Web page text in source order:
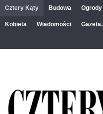
Cztery Kąty Budowa Ogrody
Kobieta Wiadomości